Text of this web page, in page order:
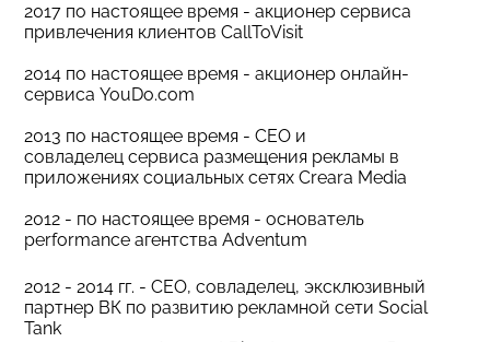
2017 по настоящее время - акционер сервиса
привлечения клиентов CallToVisit
2014 по настоящее время - акционер онлайн-
сервиса YouDo.com
2013 по настоящее время - CEO и
совладелец сервиса размещения рекламы в
приложениях социальных сетях Creara Media
2012 - по настоящее время - основатель
performance агентства Adventum
2012 - 2014 гг. - CEO, совладелец, эксклюзивный
партнер ВК по развитию рекламной сети Social
Tank